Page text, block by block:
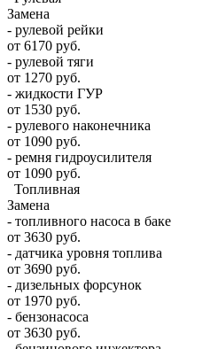
Замена
- рулевой рейки
от 6170 руб.
- рулевой тяги
от 1270 руб.
- жидкости ГУР
от 1530 руб.
- рулевого наконечника
от 1090 руб.
- ремня гидроусилителя
от 1090 руб.
Топливная
Замена
- топливного насоса в баке
от 3630 руб.
- датчика уровня топлива
от 3690 руб.
- дизельных форсунок
от 1970 руб.
- бензонасоса
от 3630 руб.